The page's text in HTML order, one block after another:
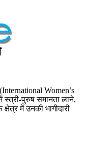
(International Women’s
पुरुष समानता लाने,
में उनकी भागीदारी